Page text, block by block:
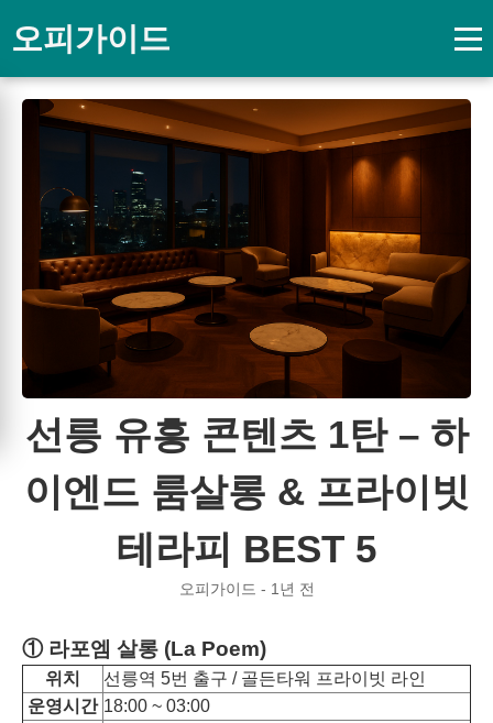
오피가이드
선릉 유흥 콘텐츠 1탄 – 하
이엔드 룸살롱 & 프라이빗
테라피 BEST 5
오피가이드 - 1년 전
① 라포엠 살롱 (La Poem)
위치
선릉역 5번 출구 / 골든타워 프라이빗 라인
운영시간 18:00 ~ 03:00